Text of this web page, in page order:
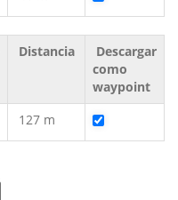
Distancia
Descargar
como
waypoint
127 m